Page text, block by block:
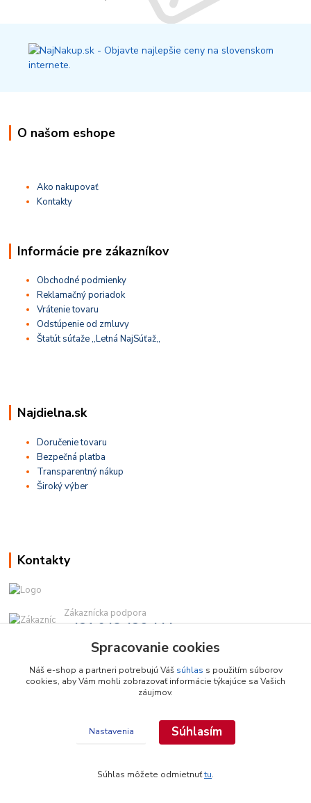
O našom eshope
Ako nakupovať
Kontakty
Informácie pre zákazníkov
Obchodné podmienky
Reklamačný poriadok
Vrátenie tovaru
Odstúpenie od zmluvy
Štatút súťaže ,,Letná NajSúťaž,,
Najdielna.sk
Doručenie tovaru
Bezpečná platba
Transparentný nákup
Široký výber
Kontakty
Zákaznícka podpora
+421 948 436 444
(Po-Pia, 9-16 hod.)
info@najdielna.sk
Copyright © 2026 najdielna.sk
Spracovanie cookies
Náš e-shop a partneri potrebujú Váš súhlas s použitím súborov
cookies, aby Vám mohli zobrazovať informácie týkajúce sa Vašich
záujmov.
Nastavenia Súhlasím
Súhlas môžete odmietnuťtu.